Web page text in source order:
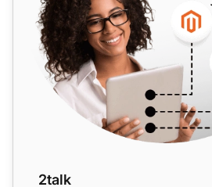
2talk